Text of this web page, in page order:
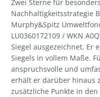
Zwei Sterne für
Nachhaltigkeitsstrategie
Murphy&Spitz
LU0360172109 / WKN
Siegel ausgezeichnet. Er
Siegels in vollem Maße.
anspruchsvolle und
erhält er darüber hinaus
zusätzliche Punkte in den